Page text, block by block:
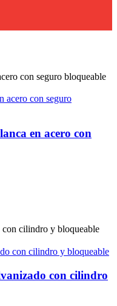
con seguro bloqueable
en acero con
con cilindro y bloqueable
con cilindro